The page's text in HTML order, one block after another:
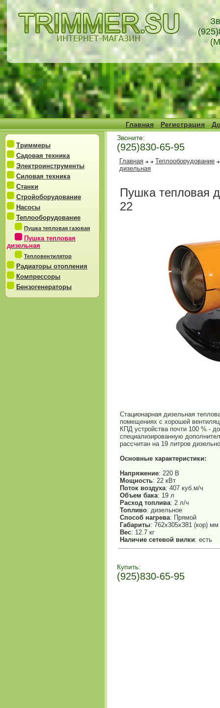
Главная Регистрация
Триммеры
Садовая техника
Электроинструменты
Силовая техника
Станки
Стройоборудование
Насосы
Теплооборудование
Пушка тепловая газовая
Пушка тепловая
дизельная
Тепловентилятор
Радиаторы отопления
Компрессоры
Бензогенераторы
Звоните:
(925)830-65-95
Главная
Теплооборудование
дизельная
Пушка тепловая
22
Стационарная дизельная
помещениях с хорошей
КПД устройства почти 100 % -
специализированную
рассчитан на 19 литров
Основные характеристики:
Напряжение: 220 В
Мощность: 22 кВт
Поток воздуха: 407 куб.м/ч
Объем бака: 19 л
Расход топлива: 2 л/ч
Топливо: дизельное
Способ нагрева: Прямой
Габариты: 762х305х381 (кор) мм
Вес: 12.7 кг
Наличие сетевой вилки: есть
Купить:
(925)830-65-95